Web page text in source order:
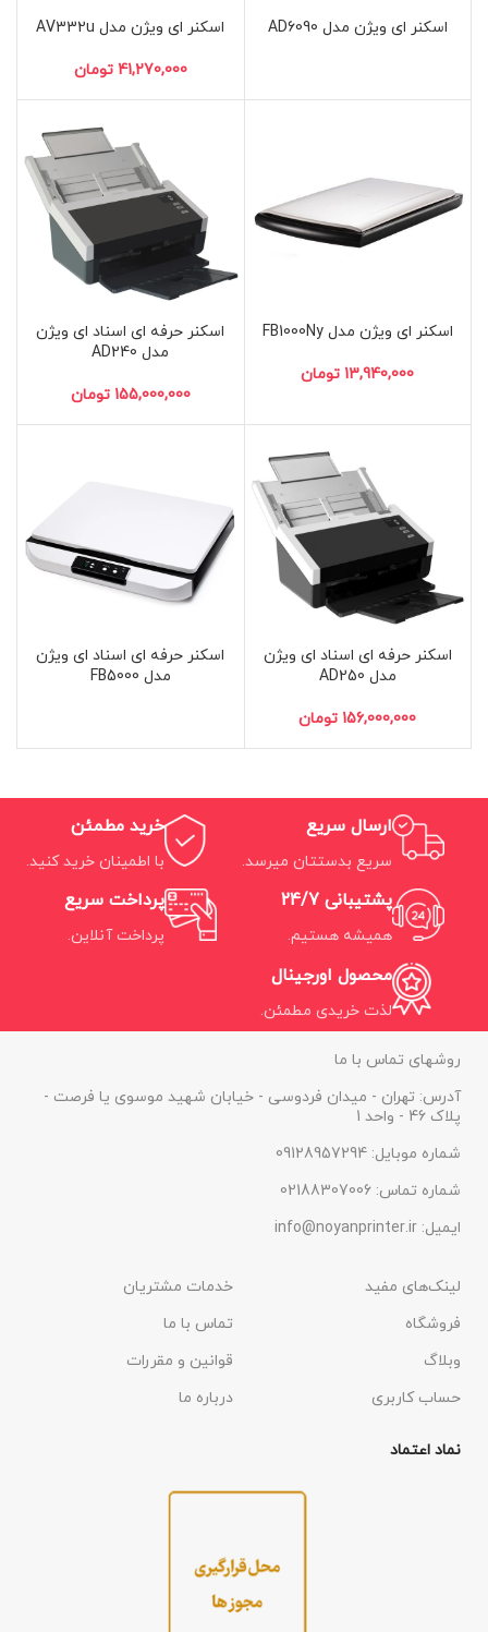
اسکنر ای ویژن مدل AD6090 اسکنر ای ویژن مدل AV332u
تومان
اسکنر ای ویژن مدل FB1000Ny
تومان
اسکنر حرفه ای اسناد ای ویژن
مدل AD240
تومان
اسکنر حرفه ای اسناد ای ویژن
مدل AD250
تومان
اسکنر حرفه ای اسناد ای ویژن
مدل FB5000
ارسال سریع
سریع بدستتان میرسد.
خرید مطمئن
با اطمینان خرید کنید.
پشتیبانی 24/7
همیشه هستیم.
پرداخت سریع
پرداخت آنلاین.
محصول اورجینال
لذت خریدی مطمئن.
روشهای تماس با ما
آدرس: تهران - میدان فردوسی - خیابان شهید موسوی یا فرصت -
پلاک 46 - واحد 1
شماره موبایل: 09128957294
شماره تماس: 02188307006
ایمیل: info@noyanprinter.ir
لینک‌های مفید
فروشگاه
وبلاگ
حساب کاربری
خدمات مشتریان
تماس با ما
قوانین و مقررات
درباره ما
نماد اعتماد